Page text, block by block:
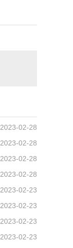
2023-02-28
2023-02-28
2023-02-28
2023-02-28
2023-02-23
2023-02-23
2023-02-23
2023-02-23